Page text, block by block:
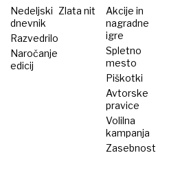
Nedeljski
dnevnik
Razvedrilo
Naročanje
edicij
Zlata nit
Akcije in
nagradne
igre
Spletno
mesto
Piškotki
Avtorske
pravice
Volilna
kampanja
Zasebnost